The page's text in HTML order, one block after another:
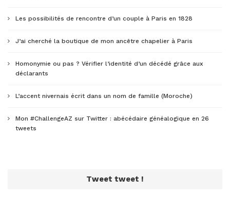
Les possibilités de rencontre d’un couple à Paris en 1828
J’ai cherché la boutique de mon ancêtre chapelier à Paris
Homonymie ou pas ? Vérifier l’identité d’un décédé grâce aux
déclarants
L’accent nivernais écrit dans un nom de famille (Moroche)
Mon #ChallengeAZ sur Twitter : abécédaire généalogique en 26
tweets
Tweet tweet !